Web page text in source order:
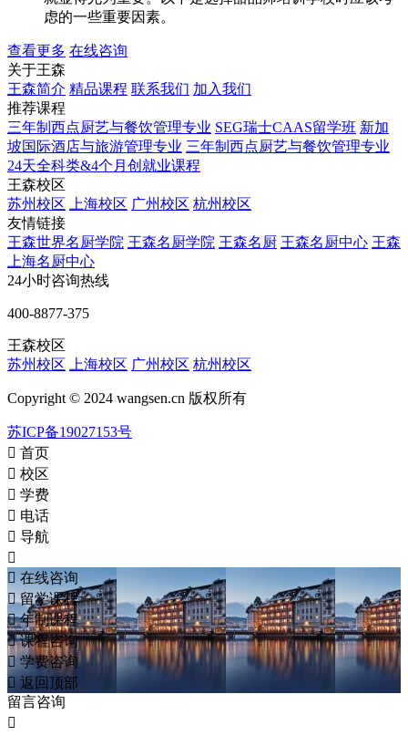
虑的一些重要因素。
查看更多 在线咨询
关于王森
王森简介 精品课程 联系我们 加入我们
推荐课程
三年制西点厨艺与餐饮管理专业 SEG瑞士CAAS留学班 新加
坡国际酒店与旅游管理专业 三年制西点厨艺与餐饮管理专业
24天全科类&4个月创就业课程
王森校区
苏州校区
上海校区 广州校区 杭州校区
友情链接
王森世界名厨学院 王森名厨学院 王森名厨 王森名厨中心 王森
上海名厨中心
24小时咨询热线
400-8877-375
王森校区
苏州校区
上海校区 广州校区 杭州校区
Copyright © 2024 wangsen.cn 版权所有
苏ICP备19027153号
 首页
 校区
 学费
 电话
 导航

 在线咨询
 留学课程
 年制课程
 课程咨询
 学费咨询
 返回顶部
留言咨询
